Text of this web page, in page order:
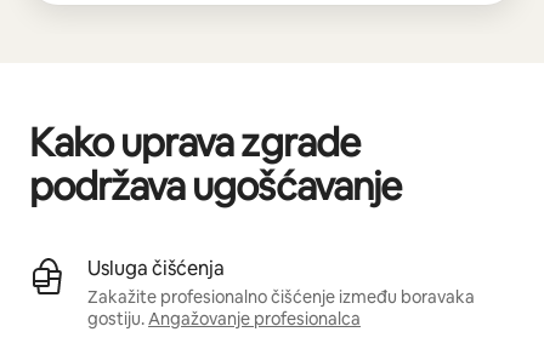
Kako uprava zgrade
podržava ugošćavanje
Usluga čišćenja
Zakažite profesionalno čišćenje između boravaka
gostiju.Angažovanje profesionalca